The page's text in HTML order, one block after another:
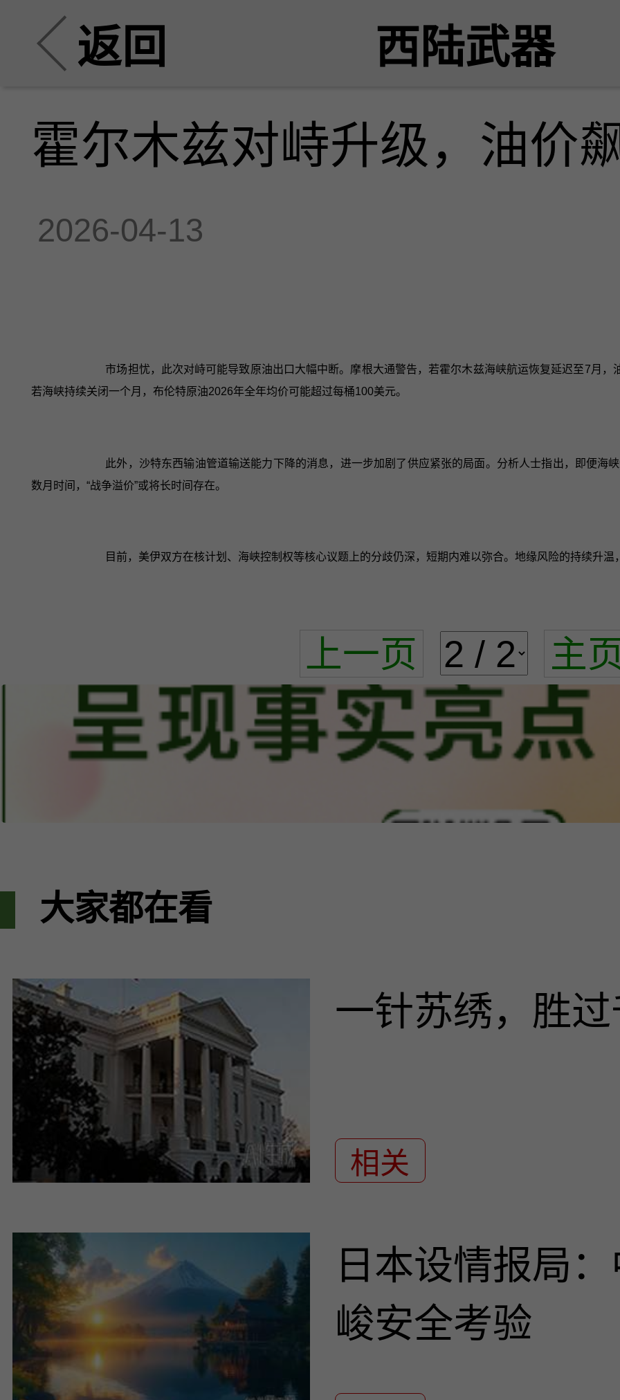
返回 西陆武器
霍尔木兹对峙升级，油价
2026-04-13
市场担忧，此次对峙可能导致原油出口大幅中断。摩根大通警告，若霍尔木兹海峡航运恢复延迟至7月
若海峡持续关闭一个月，布伦特原油2026年全年均价可能超过每桶100美元。
此外，沙特东西输油管道输送能力下降的消息，进一步加剧了供应紧张的局面。分析人士指出，即便海
数月时间，“战争溢价”或将长时间存在。
目前，美伊双方在核计划、海峡控制权等核心议题上的分歧仍深，短期内难以弥合。地缘风险的持续升
上一页 主
大家都在看
一针苏绣，胜
相关
日本设情报局
峻安全考验